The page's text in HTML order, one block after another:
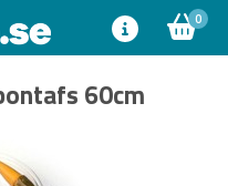
0
60cm